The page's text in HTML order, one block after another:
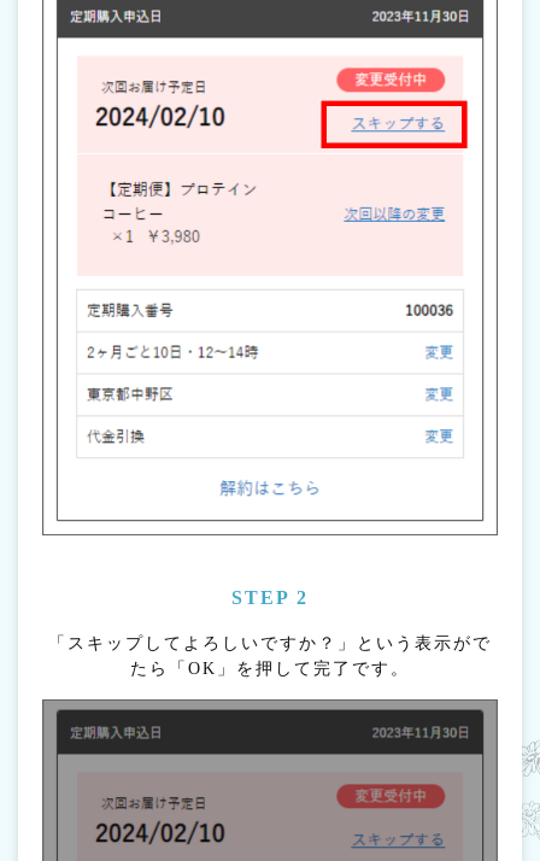
STEP 2
「スキップしてよろしいですか？」という表示がで
たら「OK」を押して完了です。